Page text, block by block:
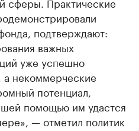
подтверждают:
важных
уже успешно
а некоммерческие
потенциал,
помощью им удастся
— отметил политик